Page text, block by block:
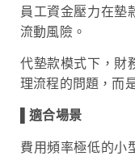
員工資金壓力在墊
流動風險。
代墊款模式下，財
理流程的問題，而
▌適合場景
費用頻率極低的小